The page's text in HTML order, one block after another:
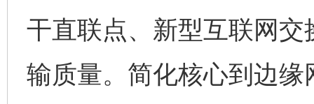
干直联点、新型互联网
输质量。简化核心到边